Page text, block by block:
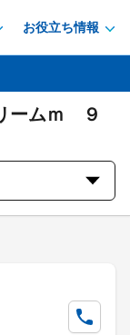
お役立ち情報
ームｍ ９